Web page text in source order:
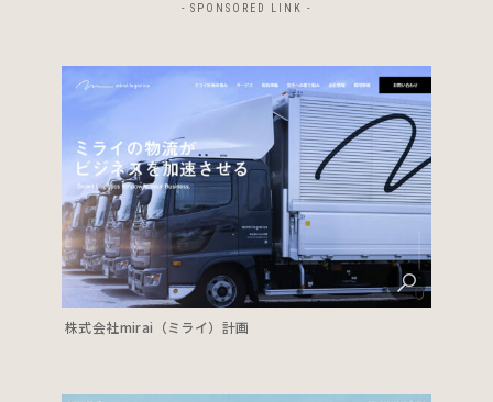
- SPONSORED LINK -
株式会社mirai（ミライ）計画